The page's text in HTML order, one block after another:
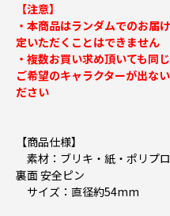
【注意】
・本商品はランダムでのお届
定いただくことはできません
・複数お買い求め頂いても同
ご希望のキャラクターが出な
ださい
【商品仕様】
素材：ブリキ・紙・ポリプ
裏面 安全ピン
サイズ：直径約54mm